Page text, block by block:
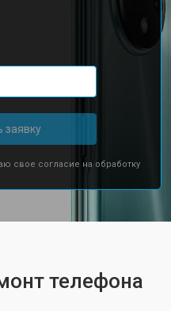
заявку
свое согласие на обработку
телефона